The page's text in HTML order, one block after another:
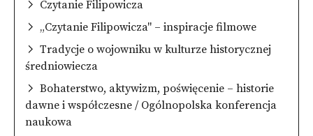
Czytanie Filipowicza
„Czytanie Filipowicza" – inspiracje filmowe
Tradycje o wojowniku w kulturze historycznej
średniowiecza
Bohaterstwo, aktywizm, poświęcenie – historie
dawne i współczesne / Ogólnopolska konferencja
naukowa